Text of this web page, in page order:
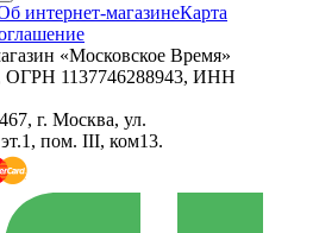
интернет-магазинеКарта
«Московское Время»
1137746288943, ИНН
г. Москва, ул.
пом. III, ком13.